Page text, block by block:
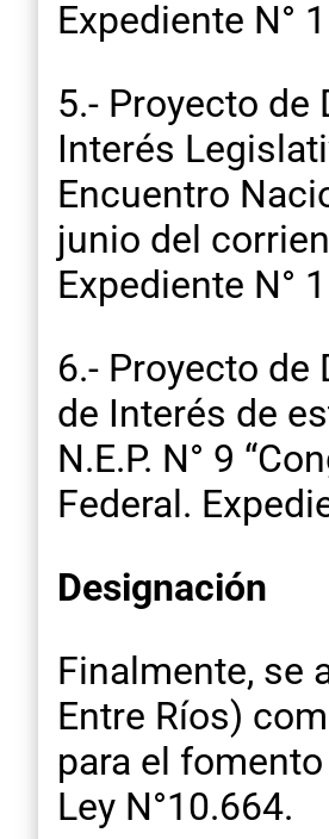
Expediente N°
5.- Proyecto de
Interés
Encuentro
junio del
Expediente N°
6.- Proyecto de
de Interés de
N.E.P. N° 9
Federal.
Designación
Finalmente, se
Entre Ríos)
para el
Ley N°10.664.